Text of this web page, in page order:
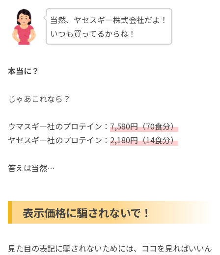
当然、ヤセスギ―株式会社だよ！
いつも買ってるからね！
本当に？
じゃあこれなら？
ウマスギ―社のプロテイン： 7,580円（70食分）
ヤセスギ―社のプロテイン： 2,180円（14食分）
答えは当然…
表示価格に騙されないで！
見た目の表記に騙されないためには、ココを見ればいいん